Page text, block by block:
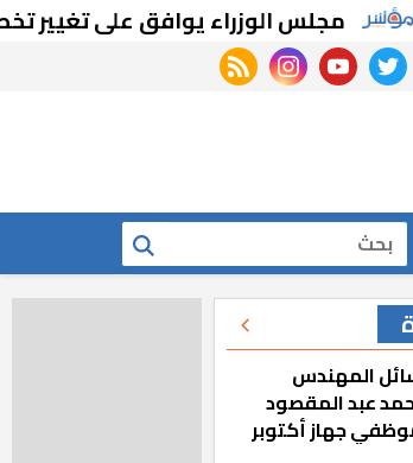
الوزراء يوافق على تغيير تخصيص
twitter
youtube
instagram
rss feed
بحث
المهندس
عبد المقصود
جهاز أكتوبر